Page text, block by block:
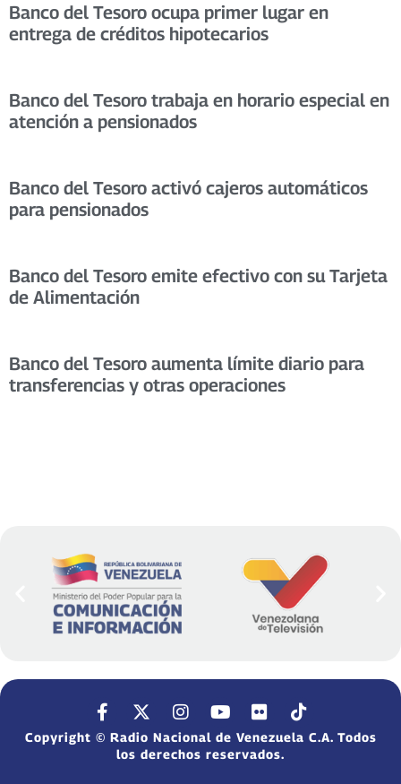
Banco del Tesoro ocupa primer lugar en
entrega de créditos hipotecarios
Banco del Tesoro trabaja en horario especial en
atención a pensionados
Banco del Tesoro activó cajeros automáticos
para pensionados
Banco del Tesoro emite efectivo con su Tarjeta
de Alimentación
Banco del Tesoro aumenta límite diario para
transferencias y otras operaciones
Copyright © Radio Nacional de Venezuela C.A. Todos
los derechos reservados.